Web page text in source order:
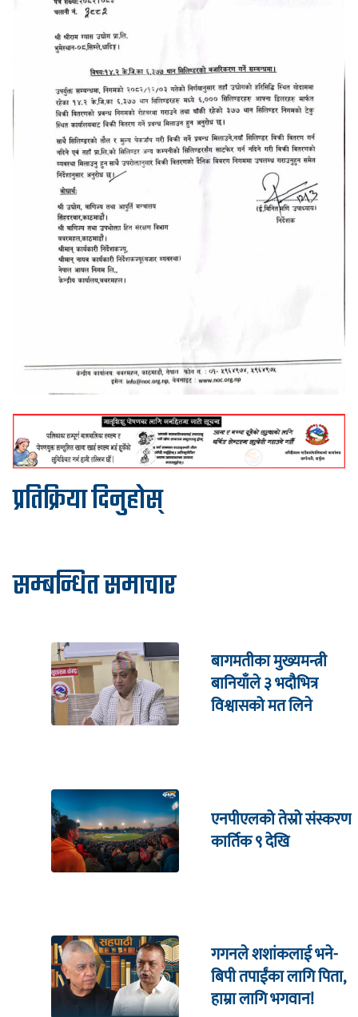
प्रतिक्रिया दिनुहोस्
सम्बन्धित समाचार
बागमतीका मुख्यमन्त्री
बानियाँले ३ भदौभित्र
विश्वासको मत लिने
एनपीएलको तेस्रो संस्करण
कार्तिक ९ देखि
गगनले शशांकलाई भने-
बिपी तपाईंका लागि पिता,
हाम्रा लागि भगवान!